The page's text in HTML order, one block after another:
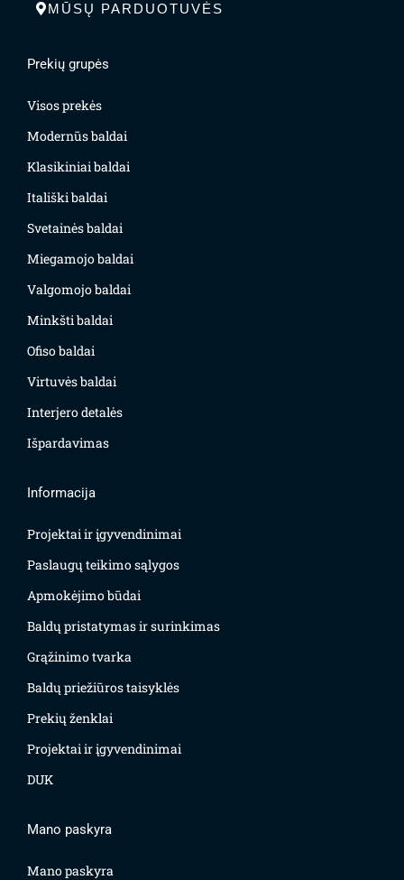
MŪSŲ PARDUOTUVĖS
Prekių grupės
Visos prekės
Modernūs baldai
Klasikiniai baldai
Itališki baldai
Svetainės baldai
Miegamojo baldai
Valgomojo baldai
Minkšti baldai
Ofiso baldai
Virtuvės baldai
Interjero detalės
Išpardavimas
Informacija
Projektai ir įgyvendinimai
Paslaugų teikimo sąlygos
Apmokėjimo būdai
Baldų pristatymas ir surinkimas
Grąžinimo tvarka
Baldų priežiūros taisyklės
Prekių ženklai
Projektai ir įgyvendinimai
DUK
Mano paskyra
Mano paskyra